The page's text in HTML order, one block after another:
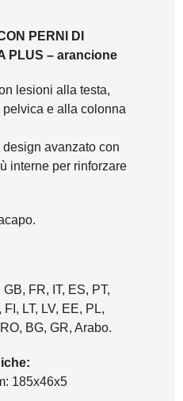
PERNI DI
PLUS – arancione
lesioni alla testa,
e alla colonna
avanzato con
interne per rinforzare
FR, IT, ES, PT,
LT, LV, EE, PL,
BG, GR, Arabo.
185x46x5